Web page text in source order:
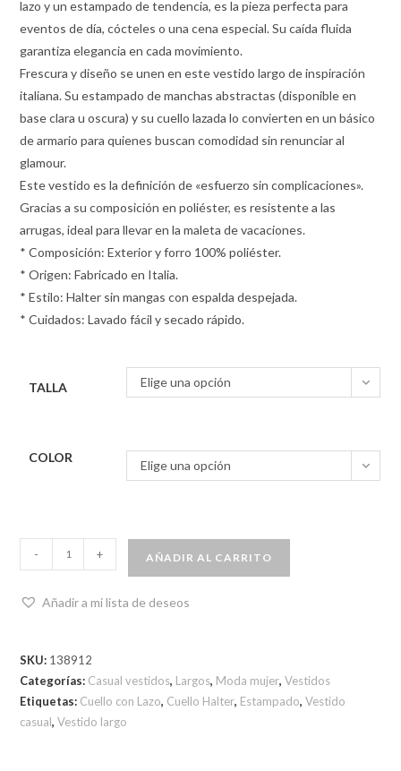
lazo y un estampado de tendencia, es la pieza perfecta para
eventos de día, cócteles o una cena especial. Su caída fluida
garantiza elegancia en cada movimiento.
Frescura y diseño se unen en este vestido largo de inspiración
italiana. Su estampado de manchas abstractas (disponible en
base clara u oscura) y su cuello lazada lo convierten en un básico
de armario para quienes buscan comodidad sin renunciar al
glamour.
Este vestido es la definición de «esfuerzo sin complicaciones».
Gracias a su composición en poliéster, es resistente a las
arrugas, ideal para llevar en la maleta de vacaciones.
* Composición: Exterior y forro 100% poliéster.
* Origen: Fabricado en Italia.
* Estilo: Halter sin mangas con espalda despejada.
* Cuidados: Lavado fácil y secado rápido.
TALLA Elige una opción
COLOR
Elige una opción
- + AÑADIR AL CARRITO
Añadir a mi lista de deseos
SKU: 138912
Categorías: Casual vestidos, Largos, Moda mujer,Vestidos
Etiquetas: Cuello con Lazo, Cuello Halter, Estampado,Vestido
casual,Vestido largo